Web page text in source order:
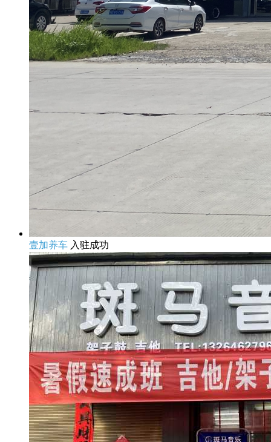
壹加养车 入驻成功